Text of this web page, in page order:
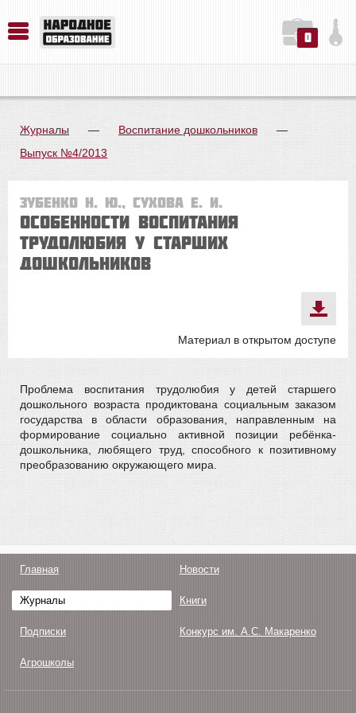
0
Журналы — Воспитание дошкольников
—
Выпуск №4/2013
Зубенко Н. Ю., Сухова Е. И.
Особенности воспитания
трудолюбия у старших
дошкольников
Материал в открытом доступе
Проблема воспитания трудолюбия у детей старшего
дошкольного возраста продиктована социальным заказом
государства в области образования, направленным на
формирование социально активной позиции ребёнка-
дошкольника, любящего труд, способного к позитивному
преобразованию окружающего мира.
Главная Новости
Журналы Книги
Подписки Конкурс им. А.С. Макаренко
Агрошколы